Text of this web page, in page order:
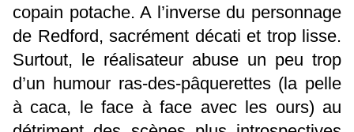
copain potache. A l’inverse du personnage
de Redford, sacrément décati et trop lisse.
Surtout, le réalisateur abuse un peu trop
d’un humour ras-des-pâquerettes (la pelle
à caca, le face à face avec les ours) au